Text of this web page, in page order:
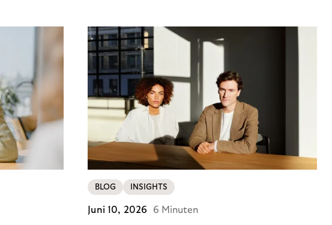
BLOG INSIGHTS
Juni 10, 2026 6 Minuten